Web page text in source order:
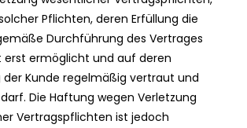
Pflichten, deren Erfüllung die
Durchführung des Vertrages
erst ermöglicht und auf deren
der Kunde regelmäßig vertraut und
Die Haftung wegen Verletzung
Vertragspflichten ist jedoch